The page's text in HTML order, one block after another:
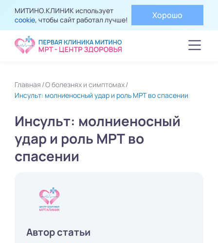
МИТИНО.КЛИНИК использует
cookie, чтобы сайт работал лучше! Хорошо
Главная О болезнях и симптомах
Инсульт: молниеносный удар и роль МРТ во спасении
Инсульт: молниеносный
удар и роль МРТ во
спасении
Автор статьи